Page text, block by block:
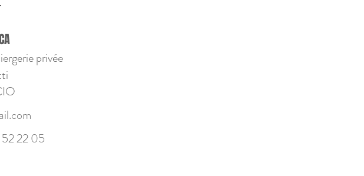
privée
22 05